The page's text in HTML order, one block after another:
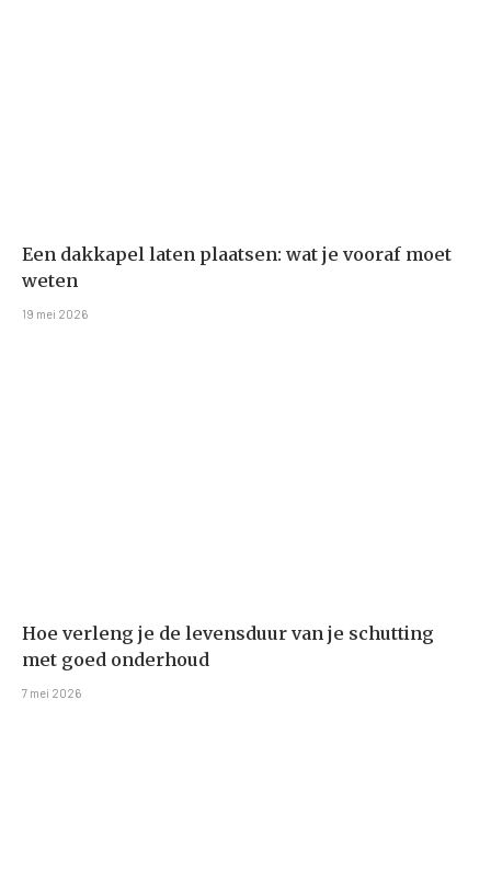
Een dakkapel laten plaatsen: wat je vooraf moet
weten
19 mei 2026
Hoe verleng je de levensduur van je schutting
met goed onderhoud
7 mei 2026